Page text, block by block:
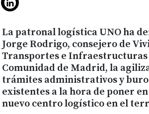
La patronal logística UNO ha
Jorge Rodrigo, consejero de
Transportes e Infraestructuras
Comunidad de Madrid, la
trámites administrativos y
existentes a la hora de poner
nuevo centro logístico en el